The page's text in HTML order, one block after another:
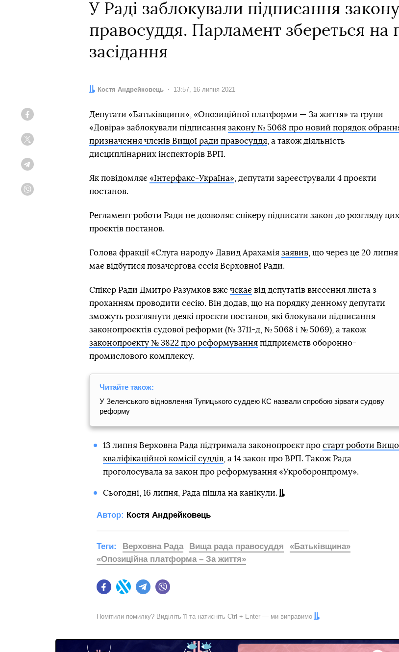
У Раді заблокували підписання
правосуддя. Парламент збереться на
засідання
Автор:
Костя Андрейковець Дата:
13:57, 16 липня 2021
Депутати «Батьківщини», «Опозиційної платформи — За життя» та групи
«Довіра» заблокували підписання закону № 5068 про новий порядок
призначення членів Вищої ради правосуддя , а також діяльність
дисциплінарних інспекторів ВРП.
Як повідомляє «Інтерфакс-Україна» , депутати зареєстрували 4 проєкти
постанов.
Регламент роботи Ради не дозволяє спікеру підписати закон до розгляду цих
проєктів постанов.
Голова фракції «Слуга народу» Давид Арахамія заявив , що через це 20 липня
має відбутися позачергова сесія Верховної Ради.
Спікер Ради Дмитро Разумков вже чекає від депутатів внесення листа з
проханням проводити сесію. Він додав, що на порядку денному депутати
зможуть розглянути деякі проєкти постанов, які блокували підписання
законопроєктів судової реформи (№ 3711-д, № 5068 і № 5069), а також
законопроєкту № 3822 про реформування підприємств оборонно-
промислового комплексу.
Читайте також:
У Зеленського відновлення Тупицького суддею КС назвали спробою зірвати судову
реформу
13 липня Верховна Рада підтримала законопроєкт про старт роботи
кваліфікаційної комісії суддів, а 14 закон про ВРП. Також Рада
проголосувала за закон про реформування «Укроборонпрому».
Сьогодні, 16 липня, Рада пішла на канікули.
Автор: Костя Андрейковець
FacebookTwitter Telegram
Теги: Верховна Рада Вища рада правосуддя
«Батьківщина»
«Опозиційна платформа – За життя»
Помітили помилку? Виділіть її та натисніть Ctrl + Enter — ми виправимо